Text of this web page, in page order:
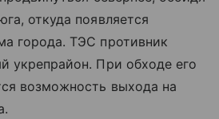
откуда появляется
города. ТЭС противник
укрепрайон. При обходе его
возможность выхода на